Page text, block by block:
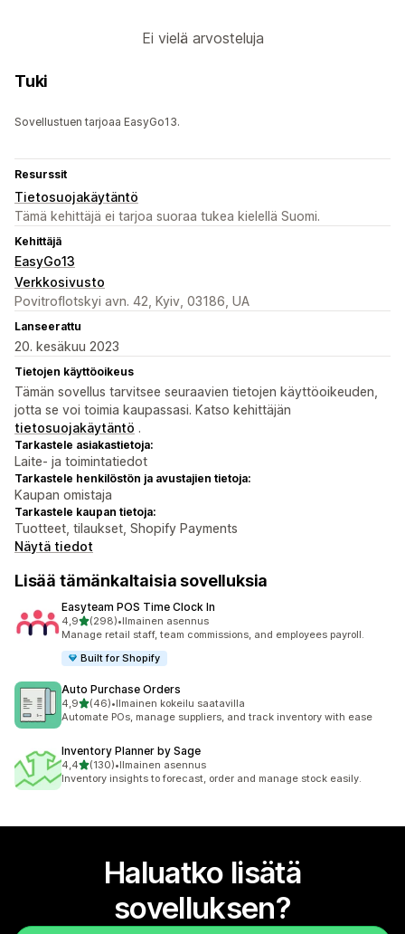
Ei vielä arvosteluja
Tuki
Sovellustuen tarjoaa EasyGo13.
Resurssit
Tietosuojakäytäntö
Tämä kehittäjä ei tarjoa suoraa tukea kielellä Suomi.
Kehittäjä
EasyGo13
Verkkosivusto
Povitroflotskyi avn. 42, Kyiv, 03186, UA
Lanseerattu
20. kesäkuu 2023
Tietojen käyttöoikeus
Tämän sovellus tarvitsee seuraavien tietojen käyttöoikeuden,
jotta se voi toimia kaupassasi. Katso kehittäjän
tietosuojakäytäntö .
Tarkastele asiakastietoja:
Laite- ja toimintatiedot
Tarkastele henkilöstön ja avustajien tietoja:
Kaupan omistaja
Tarkastele kaupan tietoja:
Tuotteet, tilaukset, Shopify Payments
Näytä tiedot
Lisää tämänkaltaisia sovelluksia
Easyteam POS Time Clock In
4,9/ 5 tähteä
(298)
298 arvostelua yhteensä
•Ilmainen asennus
Manage retail staff, team commissions, and employees payroll.
Built for Shopify
Auto Purchase Orders
4,9/ 5 tähteä
(46)
46 arvostelua yhteensä
•Ilmainen kokeilu saatavilla
Automate POs, manage suppliers, and track inventory with ease
Inventory Planner by Sage
4,4/ 5 tähteä
(130)
130 arvostelua yhteensä
•Ilmainen asennus
Inventory insights to forecast, order and manage stock easily.
Haluatko lisätä
sovelluksen?